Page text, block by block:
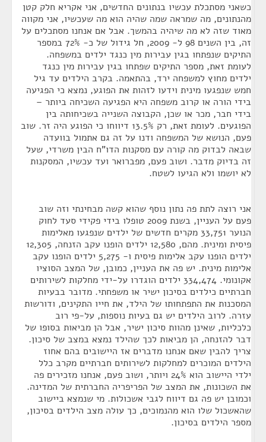
כשאני מסתכלת עכשיו בנתונים החדשים, אני אקריא חלק קטן
מהנתונים, מה שמראה שמה שהיה הוא מה שעכשיו, אני מקווה
מאוד שזה לא מה שיהיה בהמשך. אבל אם אנחנו מסתכלים על
זה, בין השנים 98 ל- 2009, חל גידול של כ- 72% במספר
התיקים שנפתחו בגין עבירות מין כנגד ילדים במשפחה.
לעומת זאת, מספר התיקים שפתחו בגין עבירות מין כנגד
ילדים מחוץ למשפחה ירד, בהתאמה. בקרב הילדים עד גיל
חמש שנפגעו מינית וידעו לזהות את הפוגע, נמצא כי הפגיעה
בידי הורה או קרוב משפחה היא הפגיעה השכיחה ביותר –
בידי חבר, מכר או שכן, הקבוצה השנייה בשכיחותה בין
הפוגעים. לעומת זאת, רק 13.5% דיווחו כי הפוגע היה זר. שוב
פעם, הנושא של המשפחה ודנו על זה גם אתמול בוועדה
שבאה לבדוק מה קורה עם מסקנות הדו"ח הבין משרדי, שעל
זה בדיוק מדבר. ושוב פעם, מפברואר ועד עכשיו, המסקנות
לא יושמו ולא הגיעו לשטח.
אני רוצה לתת פה נתון נוסף שהוא קשה מבחינתי וזה שוב
פעם על העניין, בשנת 2009 טופלו בידי פקידי סעד לחוק
הנוער 33,751 מקרים חדשים של ילדים שנפגעו מאלימות
פיסית ומינית. מהם, 12,580 ילדים הופנו עקב הזנחה, 12,305
ילדים הופנו עקב אלימות פיסית ו- 5,275 ילדים הופנו עקב
אלימות מינית. יש פה את העניין, כמובן, של המצב הסוציו
אקונומי. 334,474 ילדים הוגדרו על-ידי מחלקות לשירותים
חברתיים כילדים בסיכון ישיר או משפחתי. מדובר בבעיות
המסכנות את התפתחותו של הילד, את חייו התקינים, ודורשות
עזרה. לרוב הילדים יש גם בעיות נוספות, על-פי רוב
כלכליות, שאינן מהוות סיכון ישיר, אבל הן מביאות בסופו של
דבר להזנחה, הן מביאות לכך שהילד נמצא במצב של סיכון.
צריך להבין שאם אנחנו מדברים אז היישובים בהם אחוז
הילדים המוכרים למחלקות לשירותים חברתיים מקרב כלל
ילדי היישוב הוא 24% ויותר, ושוב פעם, אנחנו מזכירים פה
את השכונות, את המצב של הפריפריה החברתית של המדינה.
וכמובן יש פה גם דיווח לגבי אשכולות. מי שנמצא ביישוב
שהאשכול שלו הוא מהנמוכים, כך עולה מצב הילדים בסיכון,
מספר הילדים בסיכון.